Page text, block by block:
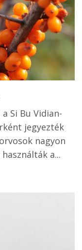
Si Bu Vidian-
jegyezték
nagyon
a...